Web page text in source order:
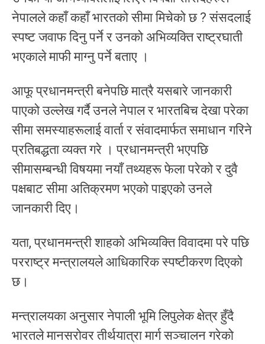
नेपालले कहाँ कहाँ भारतको सीमा मिचेको छ ? संसदलाई
स्पष्ट जवाफ दिनु पर्ने र उनको अभिव्यक्ति राष्ट्रघाती
भएकाले माफी माग्नु पर्ने बताए ।
आफू प्रधानमन्त्री बनेपछि मात्रै यसबारे जानकारी
पाएको उल्लेख गर्दै उनले नेपाल र भारतबिच देखा परेका
सीमा समस्याहरूलाई वार्ता र संवादमार्फत समाधान गरिने
प्रतिबद्धता व्यक्त गरे । प्रधानमन्त्री भएपछि
सीमासम्बन्धी विषयमा नयाँ तथ्यहरू फेला परेको र दुवै
पक्षबाट सीमा अतिक्रमण भएको पाइएको उनले
जानकारी दिए।
यता, प्रधानमन्त्री शाहको अभिव्यक्ति विवादमा परे पछि
परराष्ट्र मन्त्रालयले आधिकारिक स्पष्टीकरण दिएको
छ।
मन्त्रालयका अनुसार नेपाली भूमि लिपुलेक क्षेत्र हुँदै
भारतले मानसरोवर तीर्थयात्रा मार्ग सञ्चालन गरेको